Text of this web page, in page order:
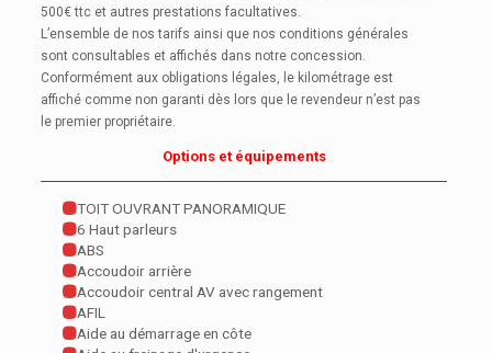
500€ ttc et autres prestations facultatives.
L’ensemble de nos tarifs ainsi que nos conditions générales
sont consultables et affichés dans notre concession.
Conformément aux obligations légales, le kilométrage est
affiché comme non garanti dès lors que le revendeur n’est pas
le premier propriétaire.
Options et équipements
TOIT OUVRANT PANORAMIQUE
6 Haut parleurs
ABS
Accoudoir arrière
Accoudoir central AV avec rangement
AFIL
Aide au démarrage en côte